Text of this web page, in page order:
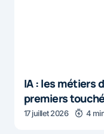
IA : les métiers
premiers
17 juillet 2026 4